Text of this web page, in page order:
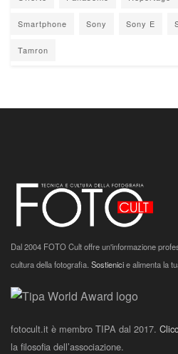
Smartphone Sony Sony E
Tamron
Dal 2004 FOTO Cult offre un'informazione
cultura della fotografia. Sostienicie alimenta la
fotocult.it è membro TIPA dal 2017.
la filosofia dell’associazione.